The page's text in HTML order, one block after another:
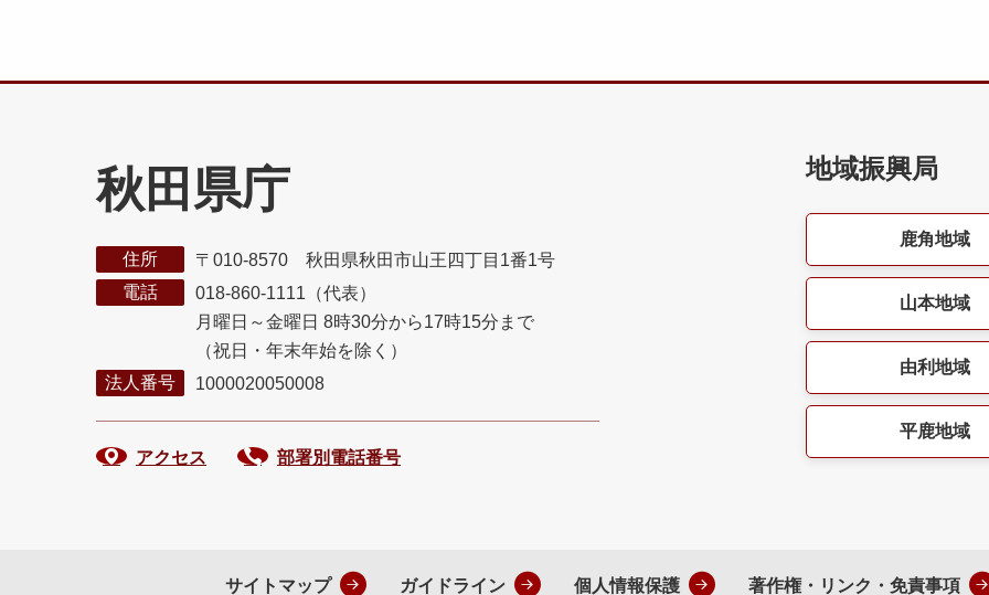
秋田県庁
住所
〒010-8570 秋田県秋田市山王四丁目1番1号
電話
018-860-1111（代表）
月曜日～金曜日 8時30分から17時15分まで
（祝日・年末年始を除く）
法人番号
1000020050008
アクセス 部署別電話番号
地域振興局
鹿角地域
山本地域
由利地域
平鹿地域
サイトマップ ガイドライン 個人情報保護 著作権・リンク・免責事項